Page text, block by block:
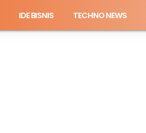
IDE BISNIS TECHNO NEWS